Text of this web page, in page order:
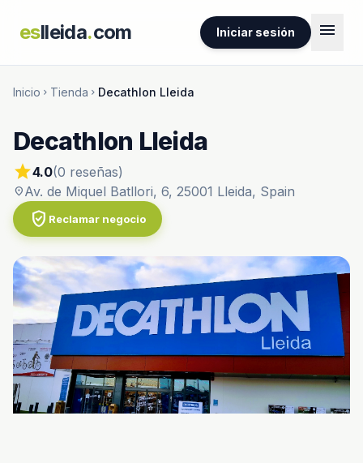
eslleida.com Iniciar sesión menu
Inicio chevron_right Tienda chevron_right Decathlon Lleida
Decathlon Lleida
star4.0(0 reseñas)
location_onAv. de Miquel Batllori, 6, 25001 Lleida, Spain
verified_user Reclamar negocio